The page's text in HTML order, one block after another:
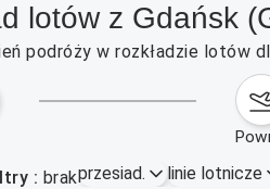
lotów z Gdańsk
podróży w rozkładzie lotów
brakprzesiad. linie lotnicze